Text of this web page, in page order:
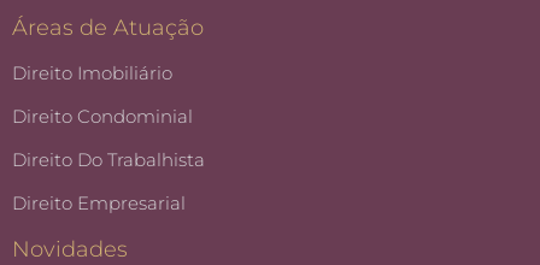
Áreas de Atuação
Direito Imobiliário
Direito Condominial
Direito Do Trabalhista
Direito Empresarial
Novidades